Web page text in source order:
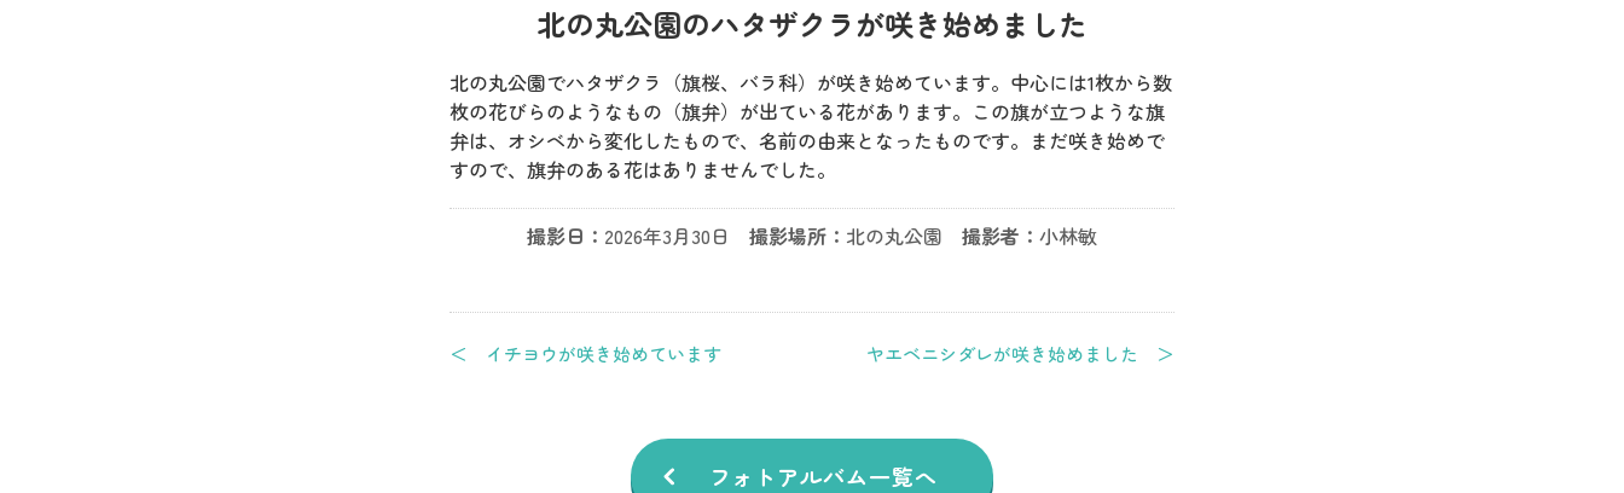
北の丸公園のハタザクラが咲き始めました
北の丸公園でハタザクラ（旗桜、バラ科）が咲き始めています。中心には1枚から数
枚の花びらのようなもの（旗弁）が出ている花があります。この旗が立つような旗
弁は、オシベから変化したもので、名前の由来となったものです。まだ咲き始めで
すので、旗弁のある花はありませんでした。
撮影日： 2026年3月30日 撮影場所： 北の丸公園 撮影者： 小林敏
＜ イチヨウが咲き始めています ヤエベニシダレが咲き始めました ＞
フォトアルバム一覧へ